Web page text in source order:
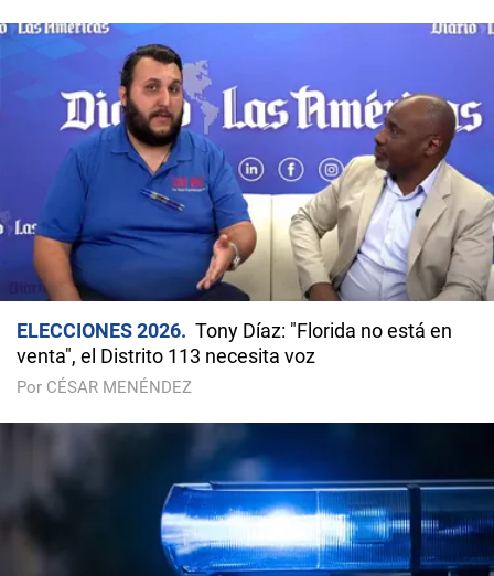
ELECCIONES 2026
Tony Díaz: "Florida no está en
venta", el Distrito 113 necesita voz
Por CÉSAR MENÉNDEZ